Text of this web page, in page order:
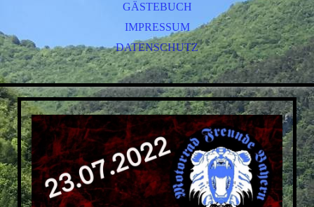
GÄSTEBUCH
IMPRESSUM
DATENSCHUTZ